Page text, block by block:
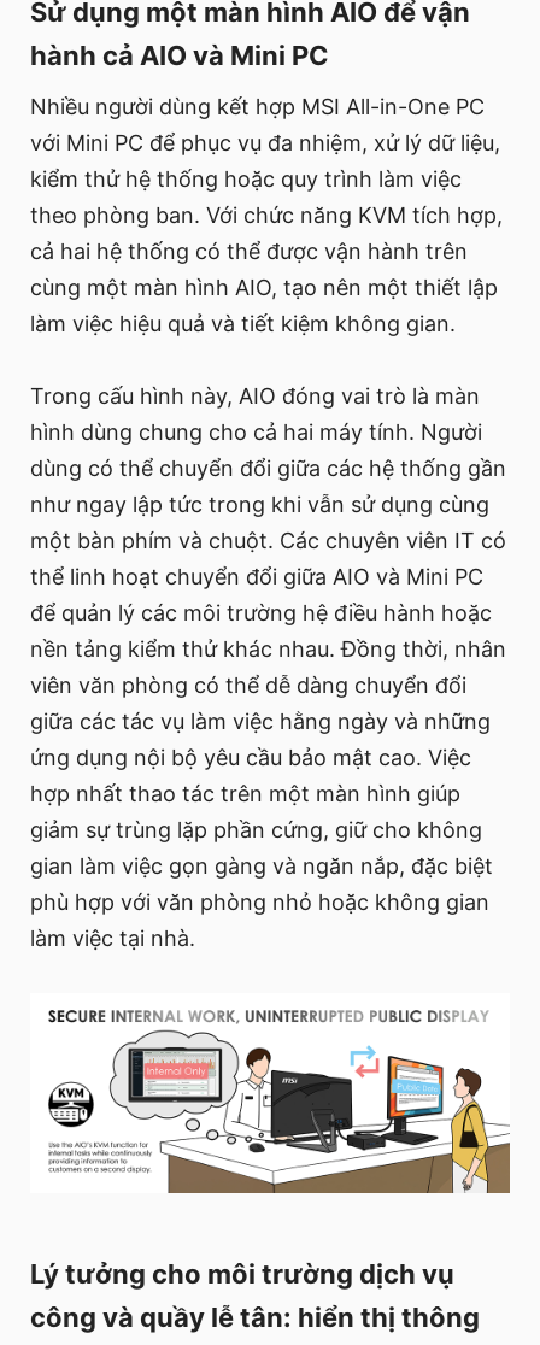
Sử dụng một màn hình AIO để vận
hành cả AIO và Mini PC
Nhiều người dùng kết hợp MSI All-in-One PC
với Mini PC để phục vụ đa nhiệm, xử lý dữ liệu,
kiểm thử hệ thống hoặc quy trình làm việc
theo phòng ban. Với chức năng KVM tích hợp,
cả hai hệ thống có thể được vận hành trên
cùng một màn hình AIO, tạo nên một thiết lập
làm việc hiệu quả và tiết kiệm không gian.
Trong cấu hình này, AIO đóng vai trò là màn
hình dùng chung cho cả hai máy tính. Người
dùng có thể chuyển đổi giữa các hệ thống gần
như ngay lập tức trong khi vẫn sử dụng cùng
một bàn phím và chuột. Các chuyên viên IT có
thể linh hoạt chuyển đổi giữa AIO và Mini PC
để quản lý các môi trường hệ điều hành hoặc
nền tảng kiểm thử khác nhau. Đồng thời, nhân
viên văn phòng có thể dễ dàng chuyển đổi
giữa các tác vụ làm việc hằng ngày và những
ứng dụng nội bộ yêu cầu bảo mật cao. Việc
hợp nhất thao tác trên một màn hình giúp
giảm sự trùng lặp phần cứng, giữ cho không
gian làm việc gọn gàng và ngăn nắp, đặc biệt
phù hợp với văn phòng nhỏ hoặc không gian
làm việc tại nhà.
Lý tưởng cho môi trường dịch vụ
công và quầy lễ tân: hiển thị thông